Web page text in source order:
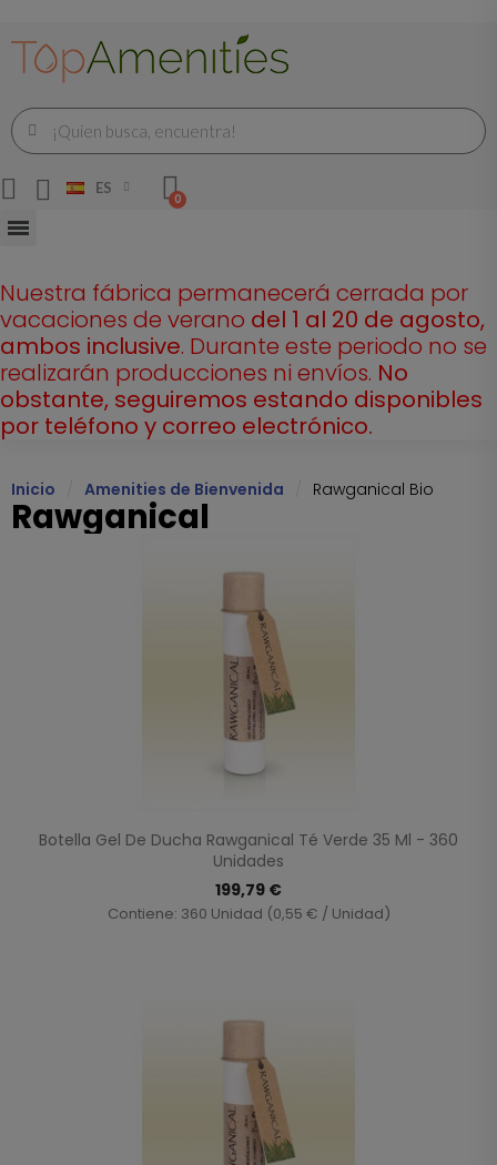
ES
Nuestra fábrica permanecerá cerrada por
vacaciones de verano del 1 al 20 de agosto,
ambos inclusive. Durante este periodo no se
realizarán producciones ni envíos. No
obstante, seguiremos estando disponibles
por teléfono y correo electrónico.
Inicio Amenities de Bienvenida Rawganical Bio
Rawganical
Botella Gel De Ducha Rawganical Té Verde 35 Ml - 360
Unidades
199,79 €
Contiene: 360 Unidad (0,55 € / Unidad)